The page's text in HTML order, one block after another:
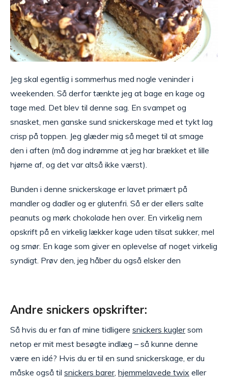
Jeg skal egentlig i sommerhus med nogle veninder i
weekenden. Så derfor tænkte jeg at bage en kage og
tage med. Det blev til denne sag. En svampet og
snasket, men ganske sund snickerskage med et tykt lag
crisp på toppen. Jeg glæder mig så meget til at smage
den i aften (må dog indrømme at jeg har brækket et lille
hjørne af, og det var altså ikke værst).
Bunden i denne snickerskage er lavet primært på
mandler og dadler og er glutenfri. Så er der ellers salte
peanuts og mørk chokolade hen over. En virkelig nem
opskrift på en virkelig lækker kage uden tilsat sukker, mel
og smør. En kage som giver en oplevelse af noget virkelig
syndigt. Prøv den, jeg håber du også elsker den
Andre snickers opskrifter:
Så hvis du er fan af mine tidligere snickers kuglersom
netop er mit mest besøgte indlæg – så kunne denne
være en idé? Hvis du er til en sund snickerskage, er du
måske også til snickers barer, hjemmelavede twix eller